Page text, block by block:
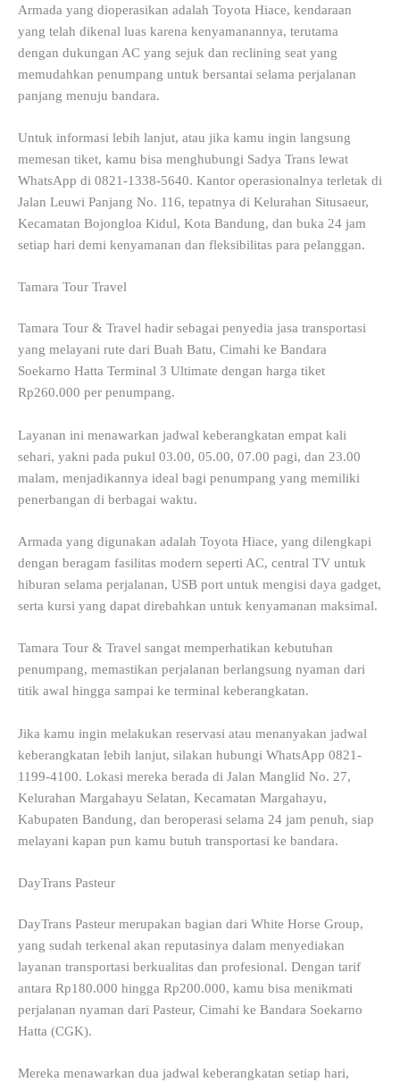
Armada yang dioperasikan adalah Toyota Hiace, kendaraan
yang telah dikenal luas karena kenyamanannya, terutama
dengan dukungan AC yang sejuk dan reclining seat yang
memudahkan penumpang untuk bersantai selama perjalanan
panjang menuju bandara.
Untuk informasi lebih lanjut, atau jika kamu ingin langsung
memesan tiket, kamu bisa menghubungi Sadya Trans lewat
WhatsApp di 0821-1338-5640. Kantor operasionalnya terletak di
Jalan Leuwi Panjang No. 116, tepatnya di Kelurahan Situsaeur,
Kecamatan Bojongloa Kidul, Kota Bandung, dan buka 24 jam
setiap hari demi kenyamanan dan fleksibilitas para pelanggan.
Tamara Tour Travel
Tamara Tour & Travel hadir sebagai penyedia jasa transportasi
yang melayani rute dari Buah Batu, Cimahi ke Bandara
Soekarno Hatta Terminal 3 Ultimate dengan harga tiket
Rp260.000 per penumpang.
Layanan ini menawarkan jadwal keberangkatan empat kali
sehari, yakni pada pukul 03.00, 05.00, 07.00 pagi, dan 23.00
malam, menjadikannya ideal bagi penumpang yang memiliki
penerbangan di berbagai waktu.
Armada yang digunakan adalah Toyota Hiace, yang dilengkapi
dengan beragam fasilitas modern seperti AC, central TV untuk
hiburan selama perjalanan, USB port untuk mengisi daya gadget,
serta kursi yang dapat direbahkan untuk kenyamanan maksimal.
Tamara Tour & Travel sangat memperhatikan kebutuhan
penumpang, memastikan perjalanan berlangsung nyaman dari
titik awal hingga sampai ke terminal keberangkatan.
Jika kamu ingin melakukan reservasi atau menanyakan jadwal
keberangkatan lebih lanjut, silakan hubungi WhatsApp 0821-
1199-4100. Lokasi mereka berada di Jalan Manglid No. 27,
Kelurahan Margahayu Selatan, Kecamatan Margahayu,
Kabupaten Bandung, dan beroperasi selama 24 jam penuh, siap
melayani kapan pun kamu butuh transportasi ke bandara.
DayTrans Pasteur
DayTrans Pasteur merupakan bagian dari White Horse Group,
yang sudah terkenal akan reputasinya dalam menyediakan
layanan transportasi berkualitas dan profesional. Dengan tarif
antara Rp180.000 hingga Rp200.000, kamu bisa menikmati
perjalanan nyaman dari Pasteur, Cimahi ke Bandara Soekarno
Hatta (CGK).
Mereka menawarkan dua jadwal keberangkatan setiap hari,